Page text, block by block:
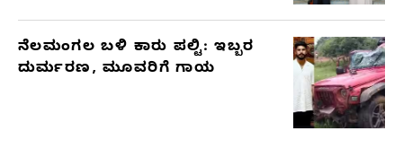
ನೆಲಮಂಗಲ ಬಳಿ ಕಾರು ಪಲ್ಟಿ: ಇಬ್ಬರ
ದುರ್ಮರಣ, ಮೂವರಿಗೆ ಗಾಯ